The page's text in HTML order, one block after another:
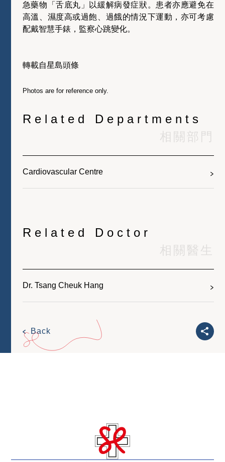
急藥物「舌底丸」以緩解病發症狀。患者亦應避免在
高溫、濕度高或過飽、過餓的情況下運動，亦可考慮
配戴智慧手錶，監察心跳變化。
轉載自星島頭條
Photos are for reference only.
Related Departments
相關部門
Cardiovascular Centre
Related Doctor
相關醫生
Dr. Tsang Cheuk Hang
Back